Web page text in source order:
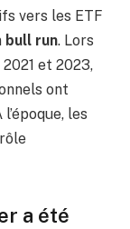
vers les ETF
bull run. Lors
et 2023,
ont
les
a été